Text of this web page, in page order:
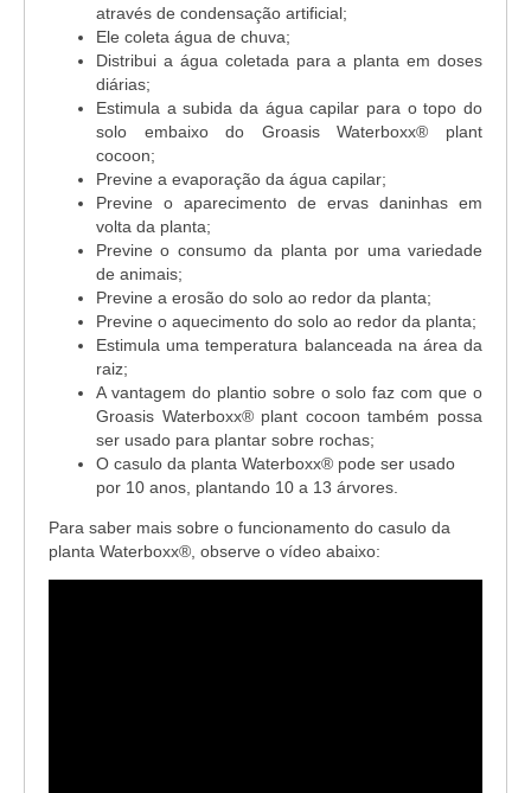
através de condensação artificial;
Ele coleta água de chuva;
Distribui a água coletada para a planta em doses
diárias;
Estimula a subida da água capilar para o topo do
solo embaixo do Groasis Waterboxx® plant
cocoon;
Previne a evaporação da água capilar;
Previne o aparecimento de ervas daninhas em
volta da planta;
Previne o consumo da planta por uma variedade
de animais;
Previne a erosão do solo ao redor da planta;
Previne o aquecimento do solo ao redor da planta;
Estimula uma temperatura balanceada na área da
raiz;
A vantagem do plantio sobre o solo faz com que o
Groasis Waterboxx® plant cocoon também possa
ser usado para plantar sobre rochas;
O casulo da planta Waterboxx® pode ser usado
por 10 anos, plantando 10 a 13 árvores.
Para saber mais sobre o funcionamento do casulo da
planta Waterboxx®, observe o vídeo abaixo: